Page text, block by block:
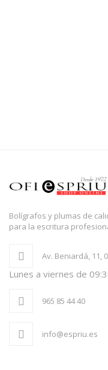
Bolígrafos y plumas de
para la escritura
Av. Beniardá, 11,
Lunes a viernes de
965 85 44 40
info@espriu.es